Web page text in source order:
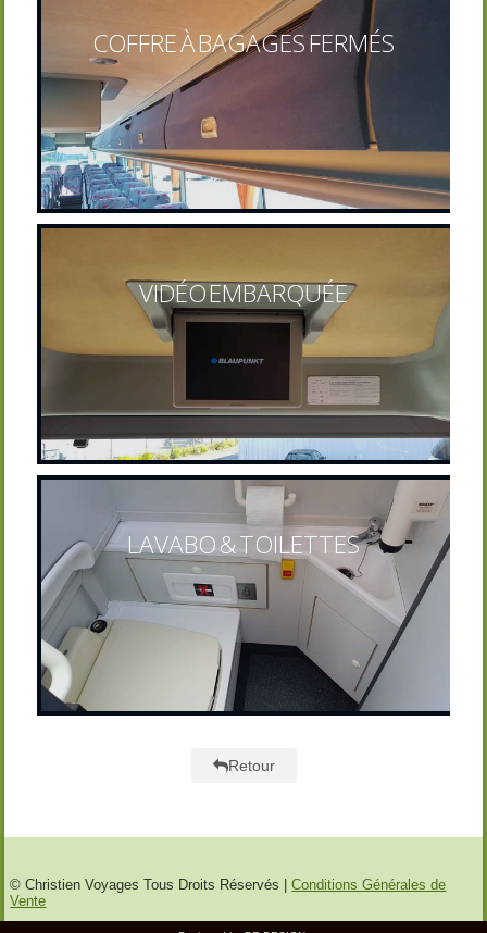
COFFRE À BAGAGES FERMÉS
VIDÉO EMBARQUÉE
LAVABO & TOILETTES
Retour
© Christien Voyages Tous Droits Réservés |Conditions Générales de
Vente